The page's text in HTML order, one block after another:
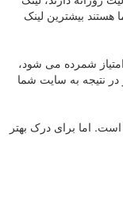
بیشترین لینک
شمرده می شود،
نتیجه به سایت شما
اما برای درک بهتر